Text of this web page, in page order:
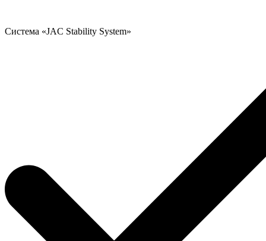
Система «JAC Stability System»